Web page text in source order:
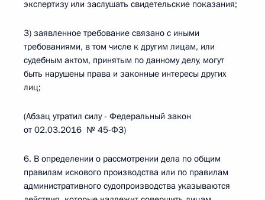
экспертизу или заслушать свидетельские показания;
3) заявленное требование связано с иными
требованиями, в том числе к другим лицам, или
судебным актом, принятым по данному делу, могут
быть нарушены права и законные интересы других
лиц;
(Абзац утратил силу - Федеральный закон
от 02.03.2016 № 45-ФЗ)
6. В определении о рассмотрении дела по общим
правилам искового производства или по правилам
административного судопроизводства указываются